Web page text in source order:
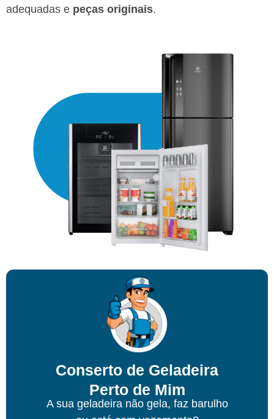
adequadas e peças originais.
Conserto de Geladeira
Perto de Mim
A sua geladeira não gela, faz barulho